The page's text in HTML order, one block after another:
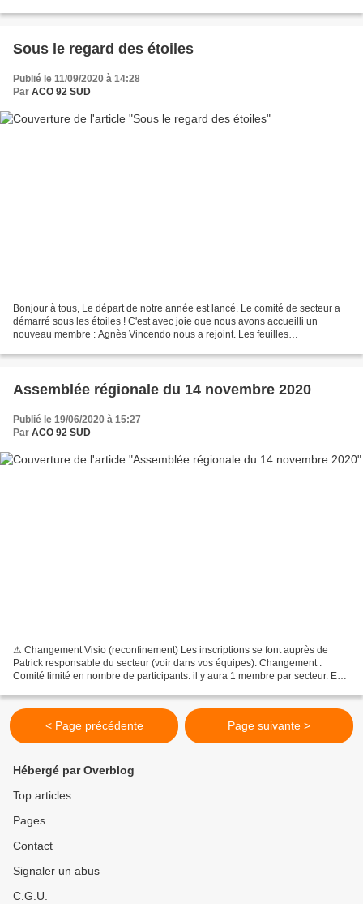
Sous le regard des étoiles
Publié le 11/09/2020 à 14:28
Par ACO 92 SUD
Bonjour à tous, Le départ de notre année est lancé. Le comité de secteur a
démarré sous les étoiles ! C'est avec joie que nous avons accueilli un
nouveau membre : Agnès Vincendo nous a rejoint. Les feuilles
Assemblée régionale du 14 novembre 2020
Publié le 19/06/2020 à 15:27
Par ACO 92 SUD
⚠ Changement Visio (reconfinement) Les inscriptions se font auprès de
Patrick responsable du secteur (voir dans vos équipes). Changement :
Comité limité en nombre de participants: il y aura 1 membre par secteur. En
< Page précédente Page suivante >
Hébergé par Overblog
Top articles
Pages
Contact
Signaler un abus
C.G.U.